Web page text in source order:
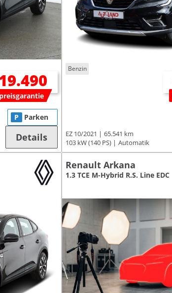
P Parken
Details
Benzin
EZ 10/2021
65.541 km
103 kW (140 PS)
Automatik
Renault Arkana
1.3 TCE M-Hybrid R.S. Line EDC